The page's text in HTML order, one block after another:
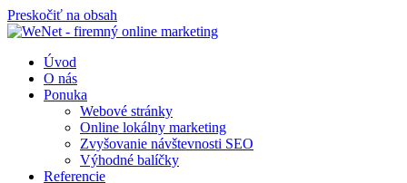
Preskočiť na obsah
Úvod
O nás
Ponuka
Webové stránky
Online lokálny marketing
Zvyšovanie návštevnosti SEO
Výhodné balíčky
Referencie